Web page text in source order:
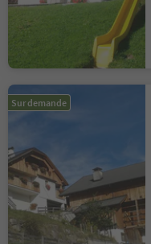
Sur demande